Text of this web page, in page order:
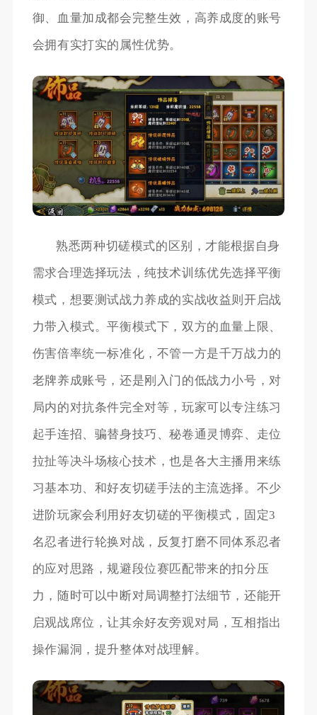
御、血量加成都会完整生效，高养成度的账号
会拥有实打实的属性优势。
熟悉两种切磋模式的区别，才能根据自身
需求合理选择玩法，纯技术训练优先选择平衡
模式，想要测试战力养成的实战收益则开启战
力带入模式。平衡模式下，双方的血量上限、
伤害倍率统一标准化，不管一方是千万战力的
老牌养成账号，还是刚入门的低战力小号，对
局内的对抗条件完全对等，玩家可以专注练习
起手连招、骗替身技巧、秘卷通灵博弈、走位
拉扯等决斗场核心技术，也是各大主播用来练
习基本功、和好友切磋手法的主流选择。不少
进阶玩家会利用好友切磋的平衡模式，固定3
名忍者进行轮换对战，反复打磨不同体系忍者
的应对思路，规避段位赛匹配带来的扣分压
力，随时可以中断对局调整打法细节，还能开
启观战席位，让其余好友旁观对局，互相指出
操作漏洞，提升整体对战理解。